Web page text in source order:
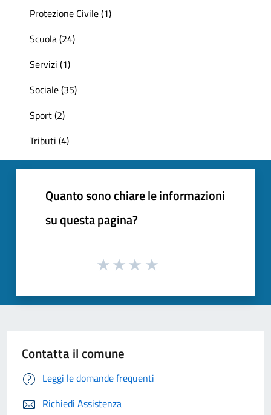
Protezione Civile (1)
Scuola (24)
Servizi (1)
Sociale (35)
Sport (2)
Tributi (4)
Quanto sono chiare le informazioni
su questa pagina?
Contatta il comune
Leggi le domande frequenti
Richiedi Assistenza